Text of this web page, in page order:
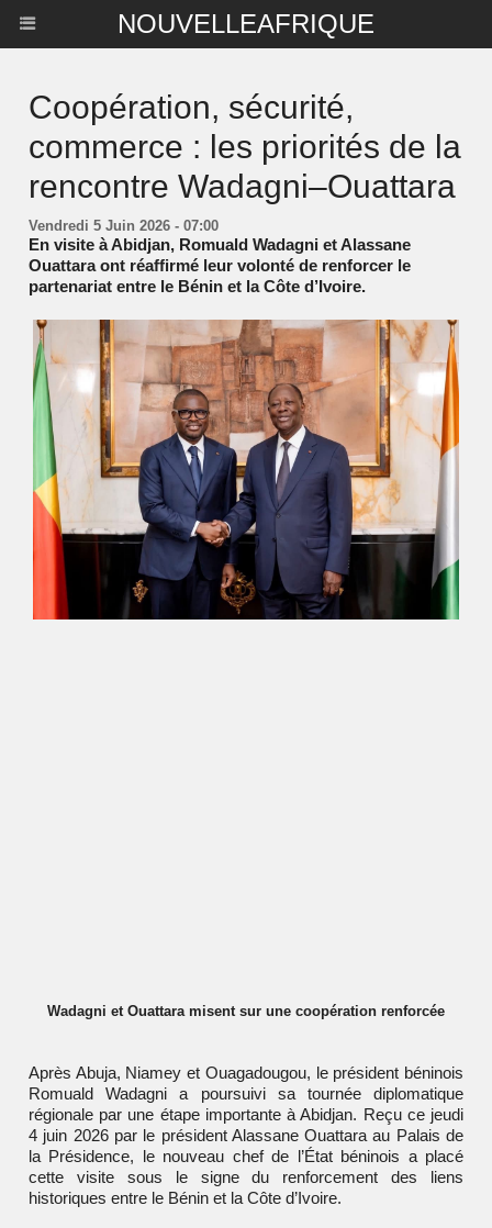
NOUVELLEAFRIQUE
Coopération, sécurité,
commerce : les priorités de la
rencontre Wadagni–Ouattara
Vendredi 5 Juin 2026 - 07:00
En visite à Abidjan, Romuald Wadagni et Alassane
Ouattara ont réaffirmé leur volonté de renforcer le
partenariat entre le Bénin et la Côte d’Ivoire.
Wadagni et Ouattara misent sur une coopération renforcée
Après Abuja, Niamey et Ouagadougou, le président béninois
Romuald Wadagni a poursuivi sa tournée diplomatique
régionale par une étape importante à Abidjan. Reçu ce jeudi
4 juin 2026 par le président Alassane Ouattara au Palais de
la Présidence, le nouveau chef de l’État béninois a placé
cette visite sous le signe du renforcement des liens
historiques entre le Bénin et la Côte d’Ivoire.